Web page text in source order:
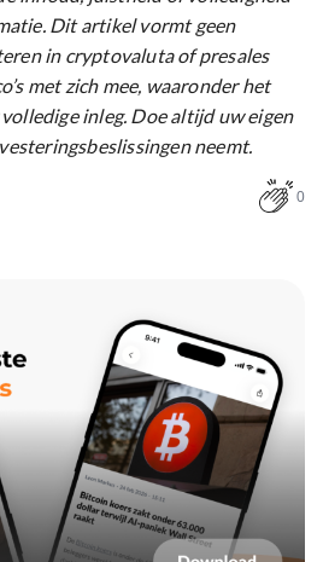
Dit artikel vormt geen
in cryptovaluta of presales
met zich mee, waaronder het
inleg. Doe altijd uw eigen
neemt.
0